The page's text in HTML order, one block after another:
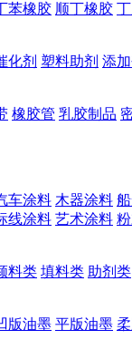
苯橡胶 顺丁橡胶
化剂 塑料助剂 添加
橡胶管 乳胶制品
车涂料 木器涂料
线涂料 艺术涂料
料类 填料类 助剂类
版油墨 平版油墨